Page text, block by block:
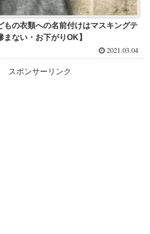
もの衣類への名前付けはマスキングテ
ない・お下がりOK】
2021.03.04
スポンサーリンク